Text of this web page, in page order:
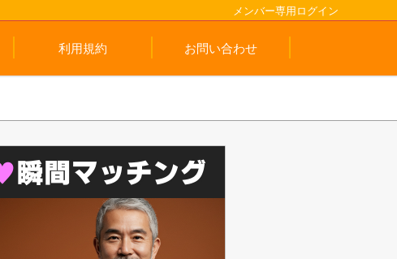
メンバー専用ログイン
利用規約 お問い合わせ